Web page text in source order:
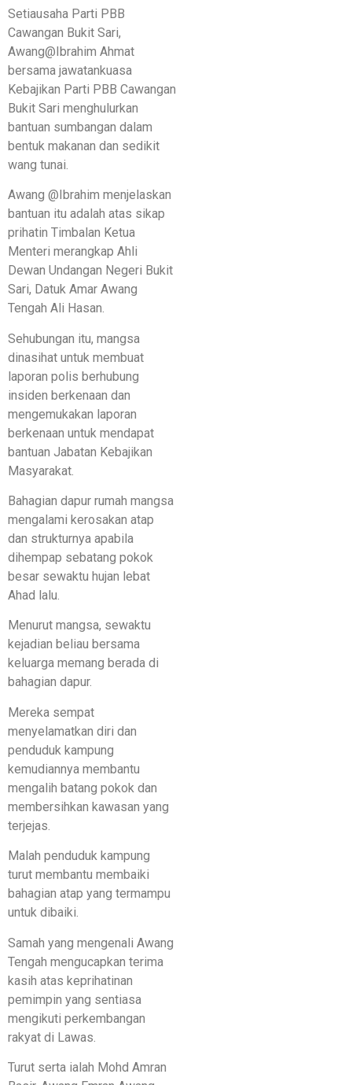
Setiausaha Parti PBB
Cawangan Bukit Sari,
Awang@Ibrahim Ahmat
bersama jawatankuasa
Kebajikan Parti PBB Cawangan
Bukit Sari menghulurkan
bantuan sumbangan dalam
bentuk makanan dan sedikit
wang tunai.
Awang @Ibrahim menjelaskan
bantuan itu adalah atas sikap
prihatin Timbalan Ketua
Menteri merangkap Ahli
Dewan Undangan Negeri Bukit
Sari, Datuk Amar Awang
Tengah Ali Hasan.
Sehubungan itu, mangsa
dinasihat untuk membuat
laporan polis berhubung
insiden berkenaan dan
mengemukakan laporan
berkenaan untuk mendapat
bantuan Jabatan Kebajikan
Masyarakat.
Bahagian dapur rumah mangsa
mengalami kerosakan atap
dan strukturnya apabila
dihempap sebatang pokok
besar sewaktu hujan lebat
Ahad lalu.
Menurut mangsa, sewaktu
kejadian beliau bersama
keluarga memang berada di
bahagian dapur.
Mereka sempat
menyelamatkan diri dan
penduduk kampung
kemudiannya membantu
mengalih batang pokok dan
membersihkan kawasan yang
terjejas.
Malah penduduk kampung
turut membantu membaiki
bahagian atap yang termampu
untuk dibaiki.
Samah yang mengenali Awang
Tengah mengucapkan terima
kasih atas keprihatinan
pemimpin yang sentiasa
mengikuti perkembangan
rakyat di Lawas.
Turut serta ialah Mohd Amran